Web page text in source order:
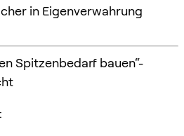
in Eigenverwahrung
Spitzenbedarf bauen“-